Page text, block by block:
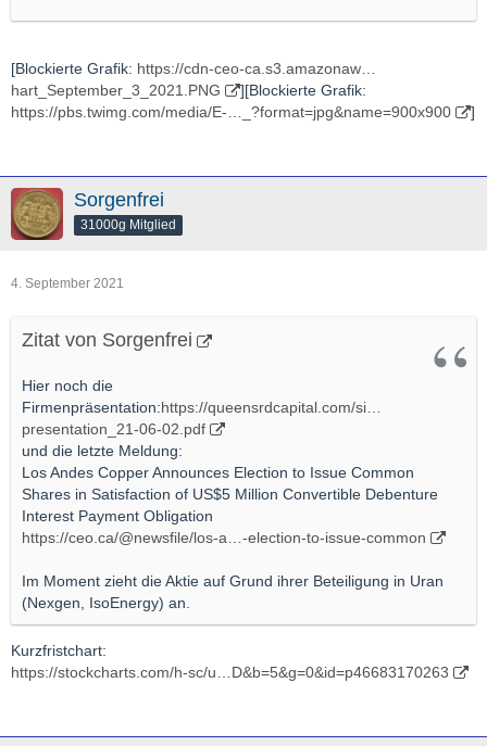
[Blockierte Grafik: https://cdn-ceo-ca.s3.amazonaw…
hart_September_3_2021.PNG
][Blockierte Grafik:
https://pbs.twimg.com/media/E-…_?format=jpg&name=900x900
]
Sorgenfrei
31000g Mitglied
4. September 2021
Zitat von Sorgenfrei
Hier noch die
Firmenpräsentation:https://queensrdcapital.com/si…
presentation_21-06-02.pdf
und die letzte Meldung:
Los Andes Copper Announces Election to Issue Common
Shares in Satisfaction of US$5 Million Convertible Debenture
Interest Payment Obligation
https://ceo.ca/@newsfile/los-a…-election-to-issue-common
Im Moment zieht die Aktie auf Grund ihrer Beteiligung in Uran
(Nexgen, IsoEnergy) an.
Kurzfristchart:
https://stockcharts.com/h-sc/u…D&b=5&g=0&id=p46683170263